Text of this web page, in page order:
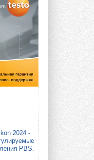
2024 -
PBS.